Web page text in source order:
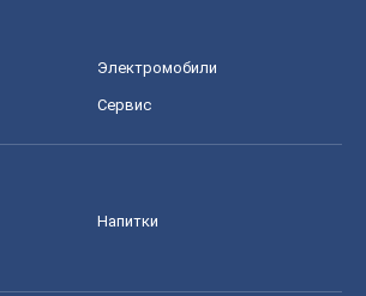
Электромобили
Сервис
Напитки